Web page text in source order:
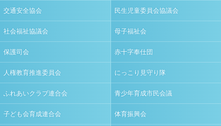
交通安全協会 民生児童委員会協議会
社会福祉協議会 母子福祉会
保護司会 赤十字奉仕団
人権教育推進委員会 にっこり見守り隊
ふれあいクラブ連合会 青少年育成市民会議
子ども会育成連合会 体育振興会